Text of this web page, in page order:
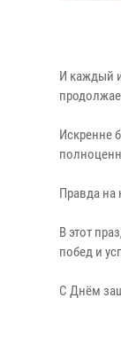
И каждый
Искренне
Правда на
В этот
побед и
С Днём